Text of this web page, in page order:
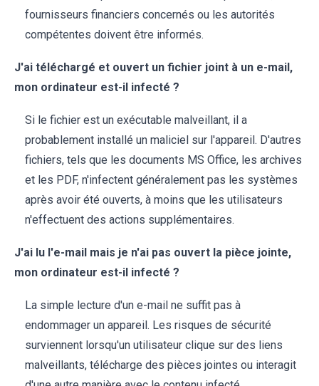
fournisseurs financiers concernés ou les autorités
compétentes doivent être informés.
J'ai téléchargé et ouvert un fichier joint à un e-mail,
mon ordinateur est-il infecté ?
Si le fichier est un exécutable malveillant, il a
probablement installé un maliciel sur l'appareil. D'autres
fichiers, tels que les documents MS Office, les archives
et les PDF, n'infectent généralement pas les systèmes
après avoir été ouverts, à moins que les utilisateurs
n'effectuent des actions supplémentaires.
J'ai lu l'e-mail mais je n'ai pas ouvert la pièce jointe,
mon ordinateur est-il infecté ?
La simple lecture d'un e-mail ne suffit pas à
endommager un appareil. Les risques de sécurité
surviennent lorsqu'un utilisateur clique sur des liens
malveillants, télécharge des pièces jointes ou interagit